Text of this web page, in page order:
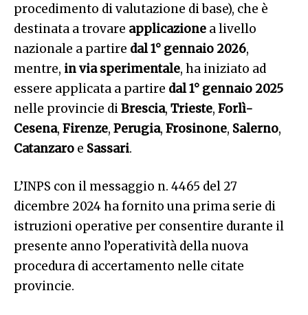
procedimento di valutazione di base), che è
destinata a trovare applicazione a livello
nazionale a partire dal 1° gennaio 2026,
mentre, in via sperimentale, ha iniziato ad
essere applicata a partire dal 1° gennaio 2025
nelle provincie diBrescia, Trieste, Forlì-
Cesena, Firenze, Perugia, Frosinone, Salerno,
Catanzaro e Sassari.
L’INPS con il messaggio n. 4465 del 27
dicembre 2024 ha fornito una prima serie di
istruzioni operative per consentire durante il
presente anno l’operatività della nuova
procedura di accertamento nelle citate
provincie.